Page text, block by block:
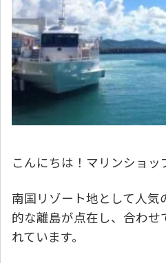
こんにちは！マリンショッ
南国リゾート地として人気
的な離島が点在し、合わ
れています。